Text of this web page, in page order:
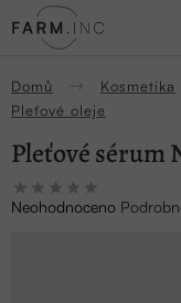
na
Domů Kosmetika
Pleťové oleje
Pleťové sérum
Průměrné
hodnocení
Neohodnoceno